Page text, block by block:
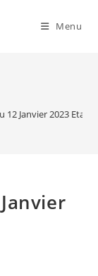
Menu
12 Janvier 2023